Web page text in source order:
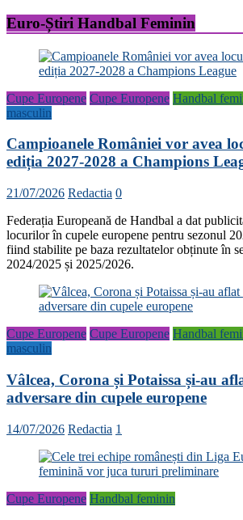
Euro-Știri Handbal Feminin
Cupe Europene Cupe Europene Handbal
masculin
Campioanele României vor avea
ediția 2027-2028 a Champions
21/07/2026 Redactia 0
Federația Europeană de Handbal a dat
locurilor în cupele europene pentru sezonul
fiind stabilite pe baza rezultatelor obținute în
2024/2025 și 2025/2026.
Cupe Europene Cupe Europene Handbal
masculin
Vâlcea, Corona și Potaissa și-au
adversare din cupele europene
14/07/2026 Redactia 1
Cupe Europene Handbal feminin